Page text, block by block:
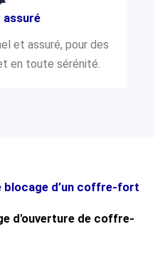
assuré
et assuré, pour des
en toute sérénité.
d’un coffre-fort
d'ouverture de coffre-